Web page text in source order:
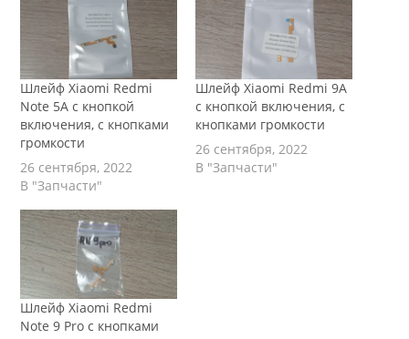
Шлейф Xiaomi Redmi
Note 5A с кнопкой
включения, с кнопками
громкости
26 сентября, 2022
В "Запчасти"
Шлейф Xiaomi Redmi 9A
с кнопкой включения, с
кнопками громкости
26 сентября, 2022
В "Запчасти"
Шлейф Xiaomi Redmi
Note 9 Pro с кнопками